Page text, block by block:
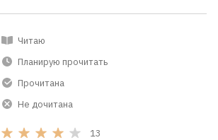
Читаю
Планирую прочитать
Прочитана
Не дочитана
13